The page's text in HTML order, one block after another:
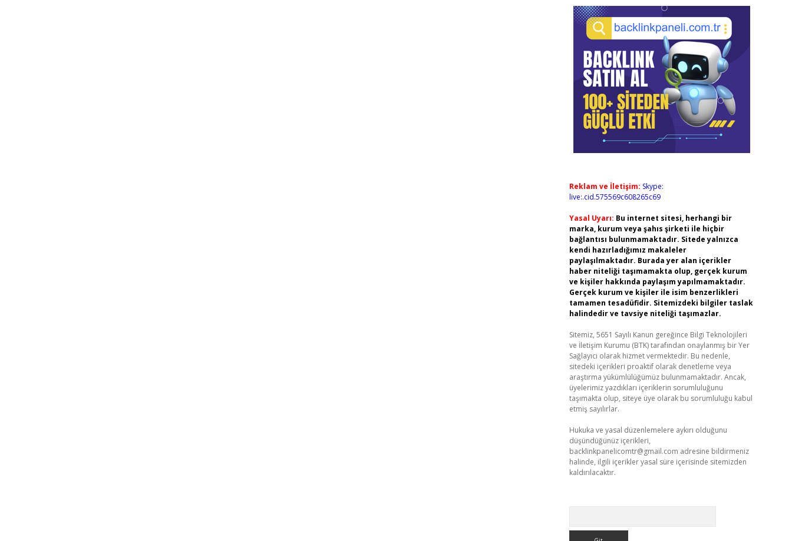
Reklam ve İletişim: Skype:
live:.cid.575569c608265c69
Yasal Uyarı: Bu internet sitesi, herhangi bir
marka, kurum veya şahıs şirketi ile hiçbir
bağlantısı bulunmamaktadır. Sitede yalnızca
kendi hazırladığımız makaleler
paylaşılmaktadır. Burada yer alan içerikler
haber niteliği taşımamakta olup, gerçek kurum
ve kişiler hakkında paylaşım yapılmamaktadır.
Gerçek kurum ve kişiler ile isim benzerlikleri
tamamen tesadüfidir. Sitemizdeki bilgiler taslak
halindedir ve tavsiye niteliği taşımazlar.
Sitemiz, 5651 Sayılı Kanun gereğince Bilgi Teknolojileri
ve İletişim Kurumu (BTK) tarafından onaylanmış bir Yer
Sağlayıcı olarak hizmet vermektedir. Bu nedenle,
sitedeki içerikleri proaktif olarak denetleme veya
araştırma yükümlülüğümüz bulunmamaktadır. Ancak,
üyelerimiz yazdıkları içeriklerin sorumluluğunu
taşımakta olup, siteye üye olarak bu sorumluluğu kabul
etmiş sayılırlar.
Hukuka ve yasal düzenlemelere aykırı olduğunu
düşündüğünüz içerikleri,
backlinkpanelicomtr@gmail.com adresine bildirmeniz
halinde, ilgili içerikler yasal süre içerisinde sitemizden
kaldırılacaktır.